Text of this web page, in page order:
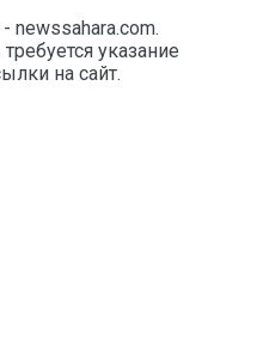
указание
на сайт.